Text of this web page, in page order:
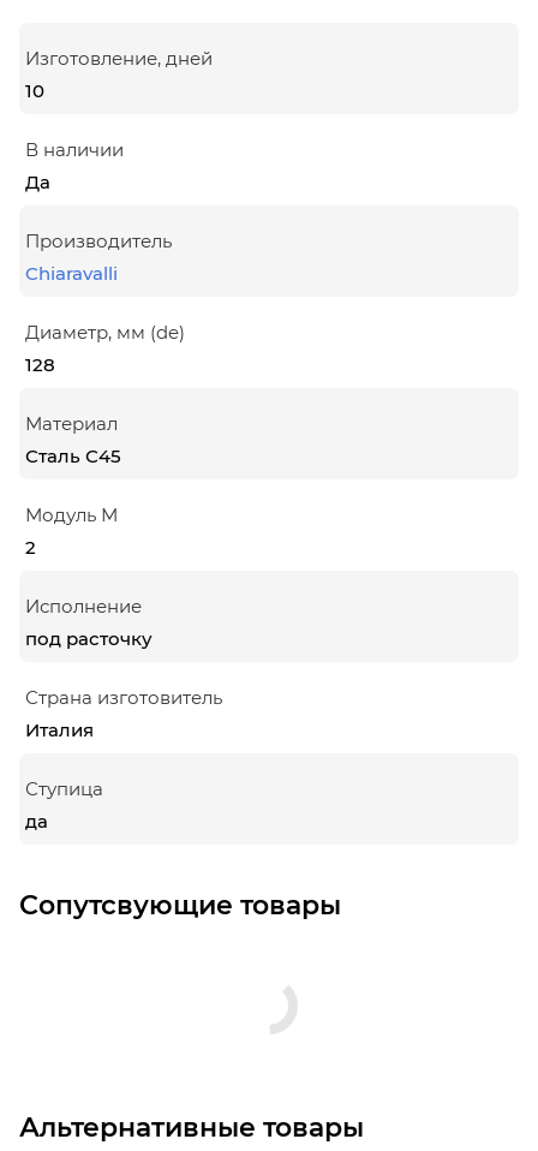
Изготовление, дней
10
В наличии
Да
Производитель
Chiaravalli
Диаметр, мм (de)
128
Материал
Сталь С45
Модуль М
2
Исполнение
под расточку
Страна изготовитель
Италия
Ступица
да
Сопутсвующие товары
Альтернативные товары